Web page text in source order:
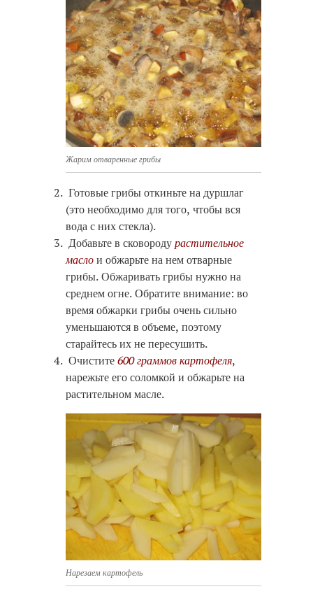
Жарим отваренные грибы
Готовые грибы откиньте на дуршлаг
(это необходимо для того, чтобы вся
вода с них стекла).
Добавьте в сковородурастительное
маслои обжарьте на нем отварные
грибы. Обжаривать грибы нужно на
среднем огне. Обратите внимание: во
время обжарки грибы очень сильно
уменьшаются в объеме, поэтому
старайтесь их не пересушить.
Очистите600 граммов картофеля,
нарежьте его соломкой и обжарьте на
растительном масле.
Нарезаем картофель